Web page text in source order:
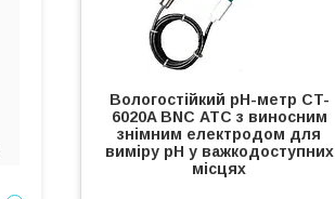
Вологостійкий рН-метр CT-
6020A BNC АТС з виносним
знімним електродом для
виміру рН у важкодоступних
місцях